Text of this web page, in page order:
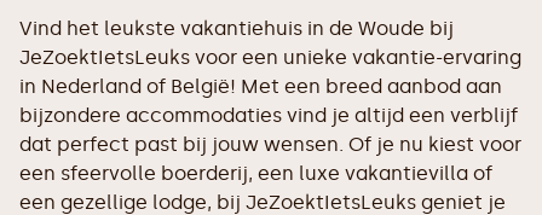
Vind het leukste vakantiehuis in de Woude bij
JeZoektIetsLeuks voor een unieke vakantie-ervaring
in Nederland of België! Met een breed aanbod aan
bijzondere accommodaties vind je altijd een verblijf
dat perfect past bij jouw wensen. Of je nu kiest voor
een sfeervolle boerderij, een luxe vakantievilla of
een gezellige lodge, bij JeZoektIetsLeuks geniet je